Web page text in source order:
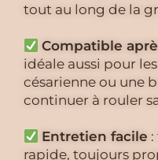
tout au long de la
Compatible
idéale aussi pour
césarienne ou une
continuer à rouler
Entretien facile
rapide, toujours